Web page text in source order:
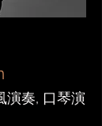
演奏, 口琴演